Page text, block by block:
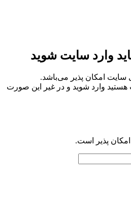
وارد سایت شوید
سایت امکان پذیر می‌باشد.
وارد شوید و در غیر این صورت
امکان پذیر است.